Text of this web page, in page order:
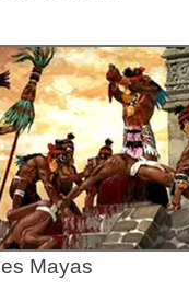
Mayas